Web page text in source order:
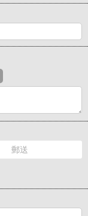
郵送